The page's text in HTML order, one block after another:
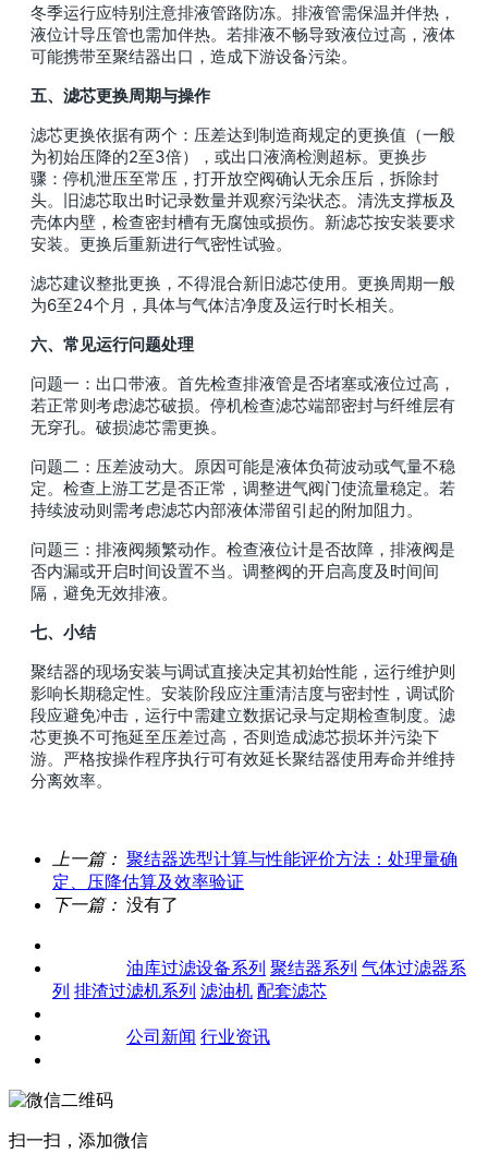
冬季运行应特别注意排液管路防冻。排液管需保温并伴热，
液位计导压管也需加伴热。若排液不畅导致液位过高，液体
可能携带至聚结器出口，造成下游设备污染。
五、滤芯更换周期与操作
滤芯更换依据有两个：压差达到制造商规定的更换值（一般
为初始压降的2至3倍），或出口液滴检测超标。更换步
骤：停机泄压至常压，打开放空阀确认无余压后，拆除封
头。旧滤芯取出时记录数量并观察污染状态。清洗支撑板及
壳体内壁，检查密封槽有无腐蚀或损伤。新滤芯按安装要求
安装。更换后重新进行气密性试验。
滤芯建议整批更换，不得混合新旧滤芯使用。更换周期一般
为6至24个月，具体与气体洁净度及运行时长相关。
六、常见运行问题处理
问题一：出口带液。首先检查排液管是否堵塞或液位过高，
若正常则考虑滤芯破损。停机检查滤芯端部密封与纤维层有
无穿孔。破损滤芯需更换。
问题二：压差波动大。原因可能是液体负荷波动或气量不稳
定。检查上游工艺是否正常，调整进气阀门使流量稳定。若
持续波动则需考虑滤芯内部液体滞留引起的附加阻力。
问题三：排液阀频繁动作。检查液位计是否故障，排液阀是
否内漏或开启时间设置不当。调整阀的开启高度及时间间
隔，避免无效排液。
七、小结
聚结器的现场安装与调试直接决定其初始性能，运行维护则
影响长期稳定性。安装阶段应注重清洁度与密封性，调试阶
段应避免冲击，运行中需建立数据记录与定期检查制度。滤
芯更换不可拖延至压差过高，否则造成滤芯损坏并污染下
游。严格按操作程序执行可有效延长聚结器使用寿命并维持
分离效率。
上一篇： 聚结器选型计算与性能评价方法：处理量确
定、压降估算及效率验证
下一篇： 没有了
油库过滤设备系列 聚结器系列 气体过滤器系
列 排渣过滤机系列 滤油机 配套滤芯
公司新闻 行业资讯
扫一扫，添加微信